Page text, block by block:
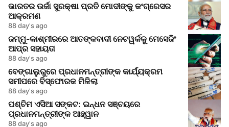
ଭାରତର ଉର୍ଜା ସୁରକ୍ଷା ପ୍ରତି ମୋଦୀଙ୍କୁ କଂଗ୍ରେସର
ଆକ୍ରମଣ
88 day's ago
ଜମ୍ମୁ-କାଶ୍ମୀରରେ ଆତଙ୍କବାଦୀ ନେଟୱର୍କକୁ ମେସେଜିଂ
ଆପ୍‌ର ସହାୟତା
88 day's ago
ବେଙ୍ଗାଲୁରୁରେ ପ୍ରଧାନମନ୍ତ୍ରୀଙ୍କ କାର୍ଯ୍ୟକ୍ରମ
ସମୀପରେ ବିସ୍ଫୋରକ ମିଳିଲା
88 day's ago
ପଶ୍ଚିମ ଏସିଆ ସଙ୍କଟ: ଇନ୍ଧନ ସଞ୍ଚୟରେ
ପ୍ରଧାନମନ୍ତ୍ରୀଙ୍କ ଆହ୍ୱାନ
88 day's ago